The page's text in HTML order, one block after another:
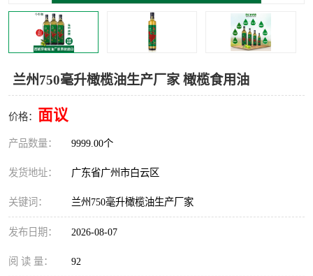
兰州750毫升橄榄油生产厂家 橄榄食用油
价格： 面议
产品数量： 9999.00个
发货地址： 广东省广州市白云区
关键词： 兰州750毫升橄榄油生产厂家
发布日期： 2026-08-07
阅 读 量： 92